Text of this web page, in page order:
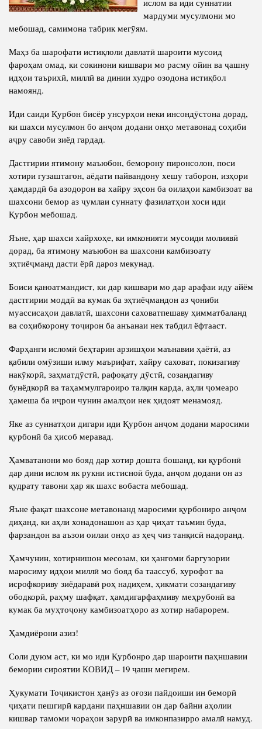
Салоҳият
Хадамоти матбуот
ПРЕЗИДЕНТИ ҶУМҲУРИИ ТОҶИКИСТОН
Сохтори Институт
Таърихи роҳбарон
мардуми мусулмони мо
мебошад, самимона табрик мегӯям.
Маҳз ба шарофати истиқлоли давлатӣ шароити мусоид
фароҳам омад, ки сокинони кишвари мо расму ойин ва ҷашну
идҳои таърихӣ, миллӣ ва динии худро озодона истиқбол
намоянд.
Иди саиди Қурбон бисёр унсурҳои неки инсондӯстона дорад,
ки шахси мусулмон бо анҷом додани онҳо метавонад соҳиби
аҷру савоби зиёд гардад.
Дастгирии ятимону маъюбон, беморону пиронсолон, поси
хотири гузаштагон, аёдати пайвандону хешу таборон, изҳори
ҳамдардӣ ба азодорон ва хайру эҳсон ба оилаҳои камбизоат ва
шахсони бемор аз ҷумлаи суннату фазилатҳои хоси иди
Қурбон мебошад.
Яъне, ҳар шахси хайрхоҳе, ки имконияти мусоиди молиявӣ
дорад, ба ятимону маъюбон ва шахсони камбизоату
эҳтиёҷманд дасти ёрӣ дароз мекунад.
Боиси қаноатмандист, ки дар кишвари мо дар арафаи иду айём
дастгирии моддӣ ва кумак ба эҳтиёҷмандон аз ҷониби
муассисаҳои давлатӣ, шахсони саховатпешаву ҳимматбаланд
ва соҳибкорону тоҷирон ба анъанаи нек табдил ёфтааст.
Фарҳанги исломӣ беҳтарин арзишҳои маънавии ҳаётӣ, аз
қабили омӯзиши илму маърифат, хайру саховат, покизагиву
накӯкорӣ, заҳматдӯстӣ, рафоқату дӯстӣ, созандагиву
бунёдкорӣ ва таҳаммулгароиро талқин карда, аҳли ҷомеаро
ҳамеша ба иҷрои чунин амалҳои нек ҳидоят менамояд.
Яке аз суннатҳои дигари иди Қурбон анҷом додани маросими
қурбонӣ ба ҳисоб меравад.
Ҳамватанони мо бояд дар хотир дошта бошанд, ки қурбонӣ
дар дини ислом як рукни истисноӣ буда, анҷом додани он аз
қудрату тавони ҳар як шахс вобаста мебошад.
Яъне фақат шахсоне метавонанд маросими қурбониро анҷом
диҳанд, ки аҳли хонадонашон аз ҳар ҷиҳат таъмин буда,
фарзандон ва аъзои оилаи онҳо аз ҳеҷ чиз танқисӣ надоранд.
Ҳамчунин, хотирнишон месозам, ки ҳангоми баргузории
маросиму идҳои миллӣ мо бояд ба таассуб, хурофот ва
исрофкориву зиёдаравӣ роҳ надиҳем, ҳикмати созандагиву
ободкорӣ, раҳму шафқат, ҳамдигарфаҳмиву меҳрубонӣ ва
кумак ба муҳтоҷону камбизоатҳоро аз хотир набарорем.
Ҳамдиёрони азиз!
Соли дуюм аст, ки мо иди Қурбонро дар шароити паҳншавии
бемории сироятии КОВИД – 19 ҷашн мегирем.
Ҳукумати Тоҷикистон ҳанӯз аз оғози пайдоиши ин беморӣ
ҷиҳати пешгирӣ кардани паҳншавии он дар байни аҳолии
кишвар тамоми чораҳои зарурӣ ва имконпазирро амалӣ намуд.